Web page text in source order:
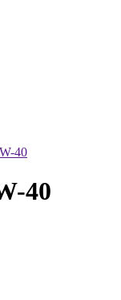
40
40